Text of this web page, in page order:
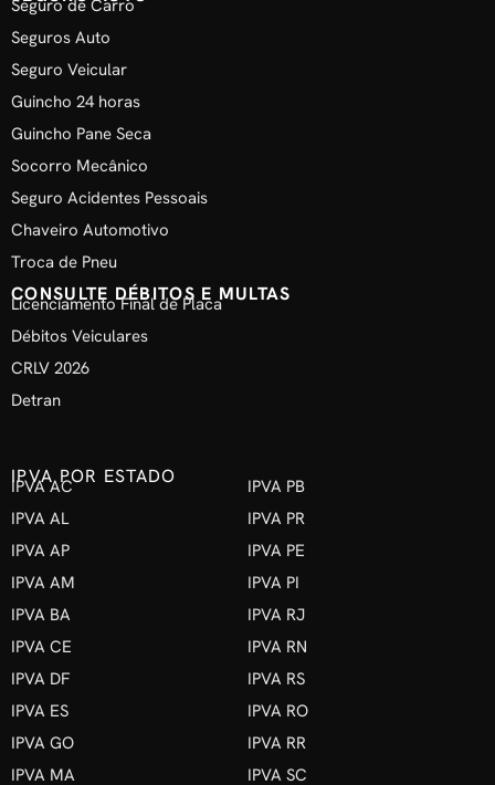
Seguro de Carro
Seguros Auto
Seguro Veicular
Guincho 24 horas
Guincho Pane Seca
Socorro Mecânico
Seguro Acidentes Pessoais
Chaveiro Automotivo
Troca de Pneu
CONSULTE DÉBITOS E MULTAS
Licenciamento Final de Placa
Débitos Veiculares
CRLV 2026
Detran
IPVA POR ESTADO
IPVA AC
IPVA AL
IPVA AP
IPVA AM
IPVA BA
IPVA CE
IPVA DF
IPVA ES
IPVA GO
IPVA MA
IPVA PB
IPVA PR
IPVA PE
IPVA PI
IPVA RJ
IPVA RN
IPVA RS
IPVA RO
IPVA RR
IPVA SC